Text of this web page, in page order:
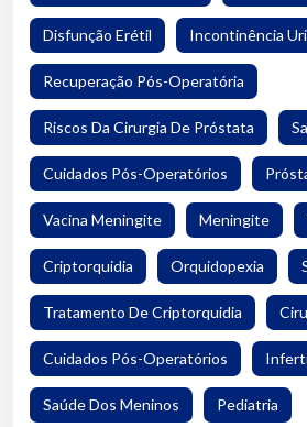
Disfunção Erétil Incontinência
Recuperação Pós-Operatória
Riscos Da Cirurgia De Próstata
Cuidados Pós-Operatórios
Vacina Meningite Meningite
Criptorquidia Orquidopexia
Tratamento De Criptorquidia
Cuidados Pós-Operatórios
Saúde Dos Meninos Pediatria